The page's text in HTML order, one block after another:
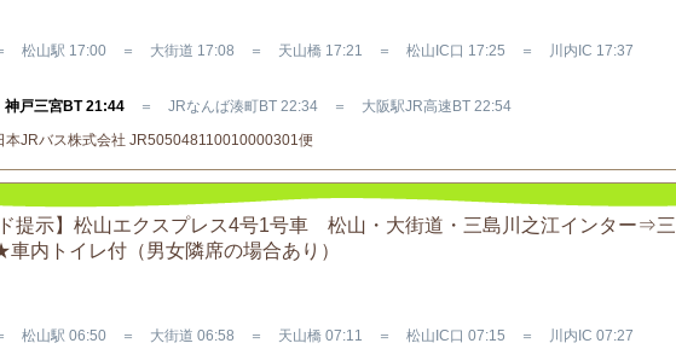
松山駅 17:00 ＝ 大街道 17:08 ＝ 天山橋 17:21 ＝ 松山IC口 17:25 ＝ 川内IC 17:37
神戸三宮BT 21:44 ＝ JRなんば湊町BT 22:34 ＝ 大阪駅JR高速BT 22:54
本JRバス株式会社 JR505048110010000301便
提示】松山エクスプレス4号1号車 松山・大街道・三島川之江インター⇒三
内トイレ付（男女隣席の場合あり）
松山駅 06:50 ＝ 大街道 06:58 ＝ 天山橋 07:11 ＝ 松山IC口 07:15 ＝ 川内IC 07:27